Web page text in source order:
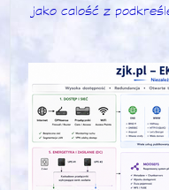
jako calość z